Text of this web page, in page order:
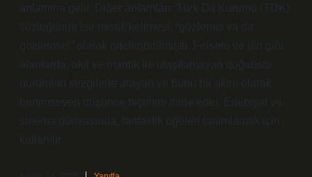
anlamına gelir. Diğer anlamları: Türk Dil Kurumu (TDK)
sözlüğünde ise mistik kelimesi, “gözlemci ya da
gözlemsel” olarak nitelendirilmiştir. Felsefe ve din gibi
alanlarda, akıl ve mantık ile ulaşılamayan doğaüstü
durumları sezgilerle arayan ve bunu bir akım olarak
benimseyen düşünce biçimini ifade eder. Edebiyat ve
sinema dünyasında, fantastik öğeleri tanımlamak için
kullanılır.